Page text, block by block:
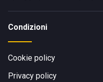
Condizioni
Cookie policy
Privacy policy